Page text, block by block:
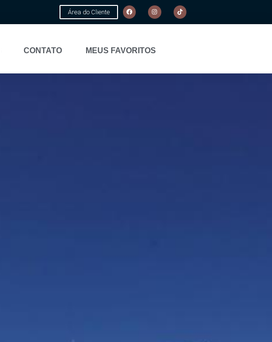
Área do Cliente
CONTATO MEUS FAVORITOS